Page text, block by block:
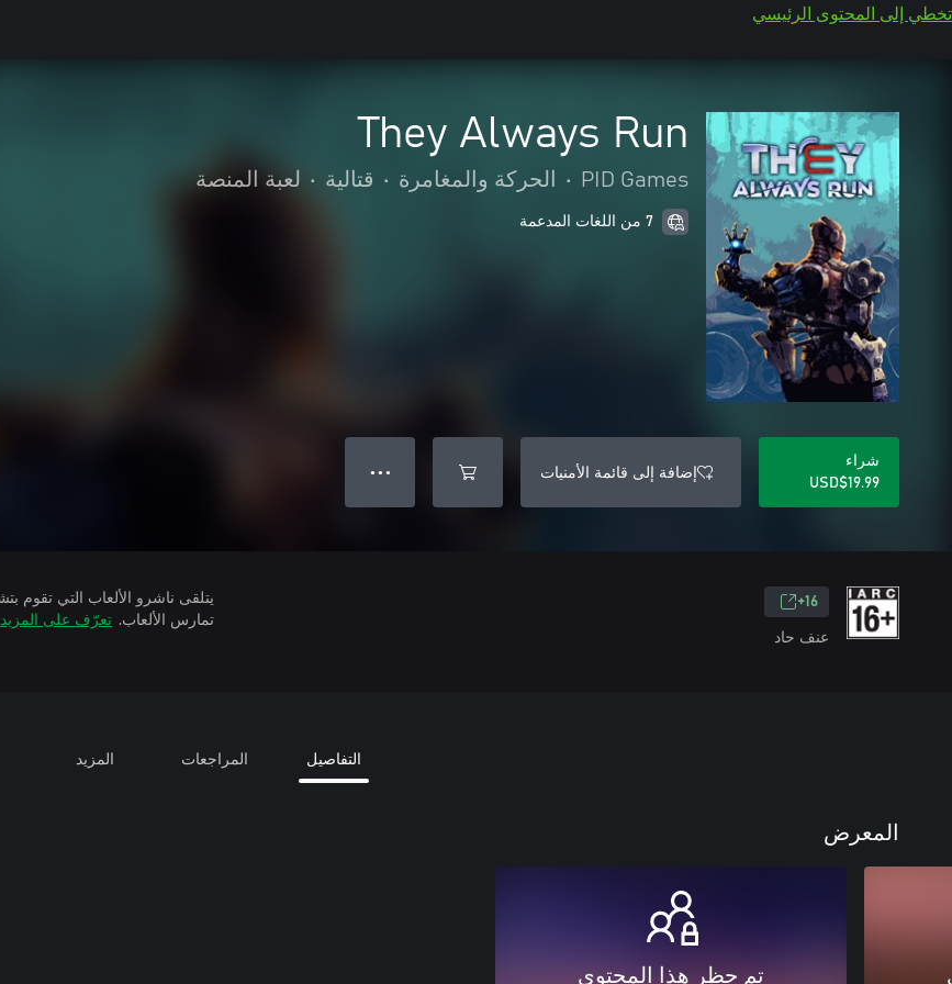
تخطي إلى المحتوى الرئيسي
They Always Run
PID Games
• الحركة والمغامرة • قتالية • لعبة المنصة
7 من اللغات المدعمة
شراء
USD$19.99
إضافة إلى قائمة الأمنيات ● ● ●
16+
عنف حاد
تمارس الألعاب. تعرّف على المزيد
التفاصيل المراجعات المزيد
المعرض
تم حظر هذا المحتوى